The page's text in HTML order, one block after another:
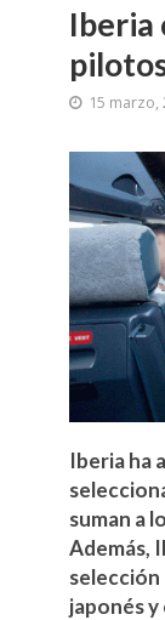
Iberia
15 marzo,
Iberia ha
suman a
Además,
japonés y